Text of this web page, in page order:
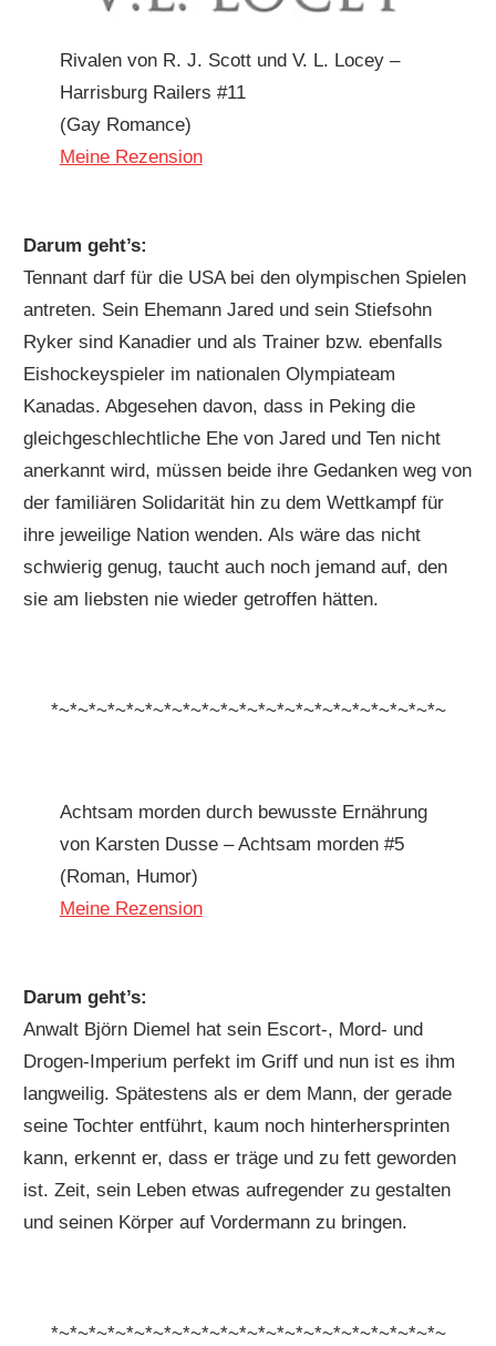
Rivalen von R. J. Scott und V. L. Locey –
Harrisburg Railers #11
(Gay Romance)
Meine Rezension
Darum geht’s:
Tennant darf für die USA bei den olympischen Spielen
antreten. Sein Ehemann Jared und sein Stiefsohn
Ryker sind Kanadier und als Trainer bzw. ebenfalls
Eishockeyspieler im nationalen Olympiateam
Kanadas. Abgesehen davon, dass in Peking die
gleichgeschlechtliche Ehe von Jared und Ten nicht
anerkannt wird, müssen beide ihre Gedanken weg von
der familiären Solidarität hin zu dem Wettkampf für
ihre jeweilige Nation wenden. Als wäre das nicht
schwierig genug, taucht auch noch jemand auf, den
sie am liebsten nie wieder getroffen hätten.
*~*~*~*~*~*~*~*~*~*~*~*~*~*~*~*~*~*~*~*~*~
Achtsam morden durch bewusste Ernährung
von Karsten Dusse – Achtsam morden #5
(Roman, Humor)
Meine Rezension
Darum geht’s:
Anwalt Björn Diemel hat sein Escort-, Mord- und
Drogen-Imperium perfekt im Griff und nun ist es ihm
langweilig. Spätestens als er dem Mann, der gerade
seine Tochter entführt, kaum noch hinterhersprinten
kann, erkennt er, dass er träge und zu fett geworden
ist. Zeit, sein Leben etwas aufregender zu gestalten
und seinen Körper auf Vordermann zu bringen.
*~*~*~*~*~*~*~*~*~*~*~*~*~*~*~*~*~*~*~*~*~